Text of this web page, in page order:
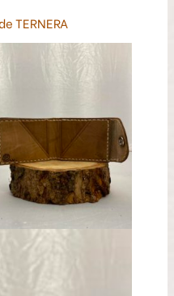
TERNERA